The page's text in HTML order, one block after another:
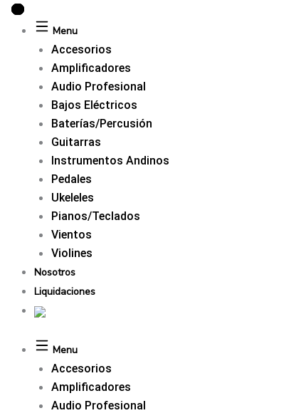
contenido
Menu
Accesorios
Amplificadores
Audio Profesional
Bajos Eléctricos
Baterías/Percusión
Guitarras
Instrumentos Andinos
Pedales
Ukeleles
Pianos/Teclados
Vientos
Violines
Nosotros
Liquidaciones
Menu
Accesorios
Amplificadores
Audio Profesional